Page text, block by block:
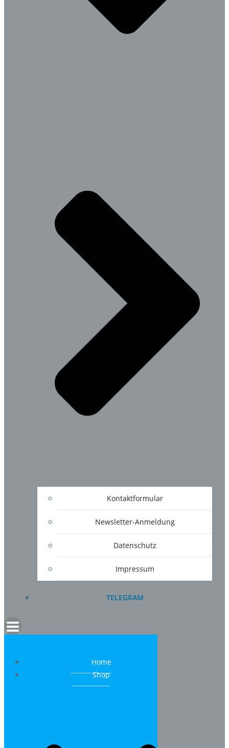
Kontaktformular
Newsletter-Anmeldung
Datenschutz
Impressum
TELEGRAM
Home
Shop